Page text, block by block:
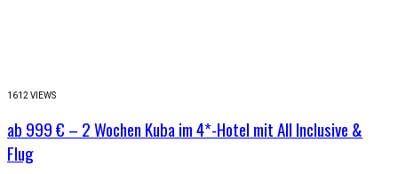
1612 VIEWS
ab 999 € – 2 Wochen Kuba im 4*-Hotel mit All Inclusive &
Flug